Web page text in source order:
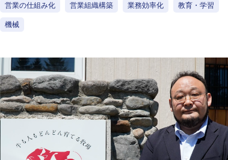
営業の仕組み化 営業組織構築 業務効率化 教育・学習
機械